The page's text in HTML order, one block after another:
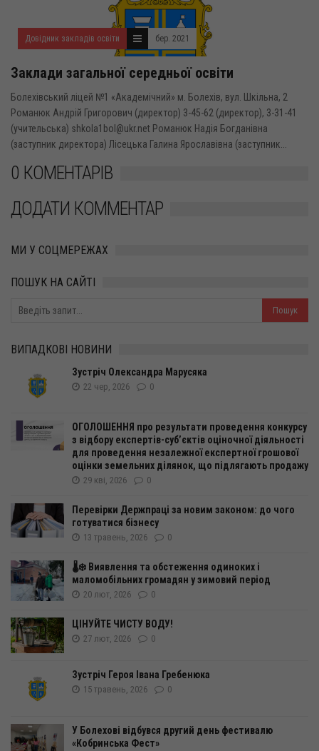
Довідник закладів освіти бер. 2021
Заклади загальної середньої освіти
Болехівський ліцей №1 «Академічний» м. Болехів, вул. Шкільна, 2
Романюк Андрій Григорович (директор) 3-45-62 (директор), 3-31-41
(учительська) shkola1bol@ukr.net Романюк Надія Богданівна
(заступник директора) Лісецька Галина Ярославівна (заступник...
0 КОМЕНТАРІВ
ДОДАТИ КОММЕНТАР
МИ У СОЦМЕРЕЖАХ
ПОШУК НА САЙТІ
ВИПАДКОВІ НОВИНИ
Зустріч Олександра Марусяка
22 чер, 2026 0
ОГОЛОШЕННЯ про результати проведення конкурсу
з відбору експертів-суб’єктів оціночної діяльності
для проведення незалежної експертної грошової
оцінки земельних ділянок, що підлягають продажу
29 кві, 2026 0
Перевірки Держпраці за новим законом: до чого
готуватися бізнесу
13 травень, 2026 0
🌡️❄️ Виявлення та обстеження одиноких і
маломобільних громадян у зимовий період
20 лют, 2026 0
ЦІНУЙТЕ ЧИСТУ ВОДУ!
27 лют, 2026 0
Зустріч Героя Івана Гребенюка
15 травень, 2026 0
У Болехові відбувся другий день фестивалю
«Кобринська Фест»